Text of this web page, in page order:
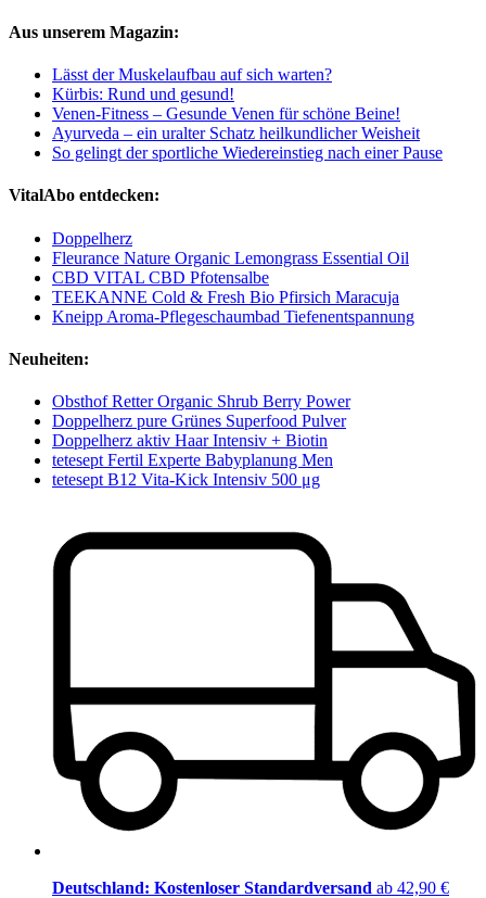
Aus unserem Magazin:
Lässt der Muskelaufbau auf sich warten?
Kürbis: Rund und gesund!
Venen-Fitness – Gesunde Venen für schöne Beine!
Ayurveda – ein uralter Schatz heilkundlicher Weisheit
So gelingt der sportliche Wiedereinstieg nach einer Pause
VitalAbo entdecken:
Doppelherz
Fleurance Nature Organic Lemongrass Essential Oil
CBD VITAL CBD Pfotensalbe
TEEKANNE Cold & Fresh Bio Pfirsich Maracuja
Kneipp Aroma-Pflegeschaumbad Tiefenentspannung
Neuheiten:
Obsthof Retter Organic Shrub Berry Power
Doppelherz pure Grünes Superfood Pulver
Doppelherz aktiv Haar Intensiv + Biotin
tetesept Fertil Experte Babyplanung Men
tetesept B12 Vita-Kick Intensiv 500 μg
Deutschland: Kostenloser Standardversand ab 42,90 €